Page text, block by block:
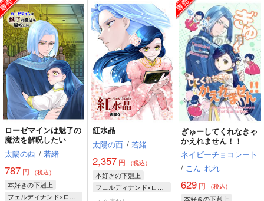
ローゼマインは魅了の
魔法を解呪したい
太陽の西 / 若緒
787 円 （税込）
本好きの下剋上
フェルディナンド×ローゼマイン
紅水晶
太陽の西 / 若緒
2,357 円 （税込）
本好きの下剋上
フェルディナンド×ローゼマイン
フェルディナンド
ぎゅーしてくれなきゃ
かえれません！！
ネイビーチョコレート
/ こん れれ
629円 （税込）
本好きの下剋上